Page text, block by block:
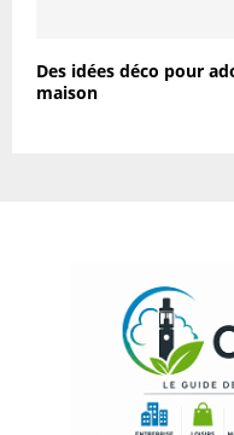
Des idées déco pour
maison